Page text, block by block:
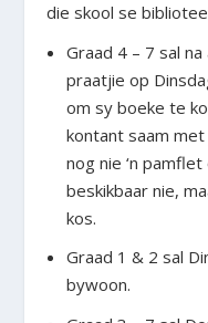
die skool se
Graad 4 – 7 sal
praatjie op
om sy boeke te
kontant saam met
nog nie ‘n
beskikbaar nie,
kos.
Graad 1 & 2 sal
bywoon.